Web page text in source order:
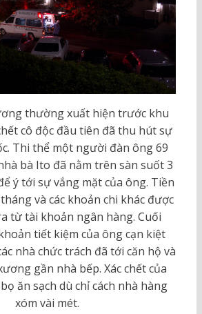
thường xuất hiện trước khu
cô độc đầu tiên đã thu hút sự
Thi thể một người đàn ông 69
bà Ito đã nằm trên sàn suốt 3
ý tới sự vắng mặt của ông. Tiền
và các khoản chi khác được
từ tài khoản ngân hàng. Cuối
tiết kiệm của ông cạn kiệt
nhà chức trách đã tới căn hộ và
gần nhà bếp. Xác chết của
ăn sạch dù chỉ cách nhà hàng
xóm vài mét.